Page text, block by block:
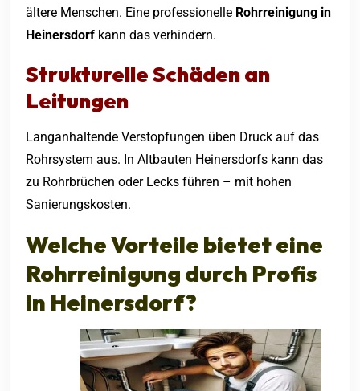
ältere Menschen. Eine professionelle Rohrreinigung in
Heinersdorf kann das verhindern.
Strukturelle Schäden an
Leitungen
Langanhaltende Verstopfungen üben Druck auf das
Rohrsystem aus. In Altbauten Heinersdorfs kann das
zu Rohrbrüchen oder Lecks führen – mit hohen
Sanierungskosten.
Welche Vorteile bietet eine
Rohrreinigung durch Profis
in Heinersdorf?